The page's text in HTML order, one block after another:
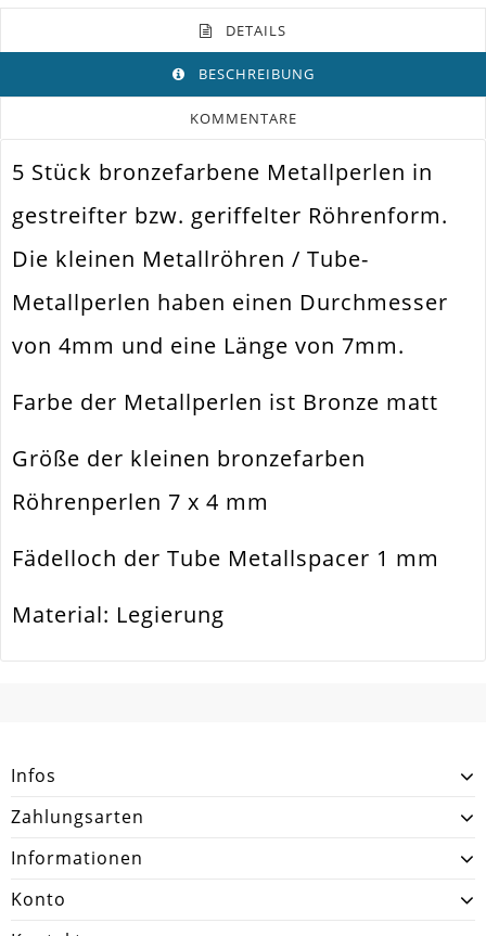
DETAILS
BESCHREIBUNG
KOMMENTARE
Farbe Bronze
Funktion Schmuckperle
Spezifikation Metallperle Spacer
Verwendung
Ketten Herstellen.
7x4mm
Fädelloch /
1mm
Material Metall Legierung
Form / Motiv Zylinder. Tube
Ausführung Matt
5 Stück bronzefarbene Metallperlen in
gestreifter bzw. geriffelter Röhrenform.
Die kleinen Metallröhren / Tube-
Metallperlen haben einen Durchmesser
von 4mm und eine Länge von 7mm.
Farbe der Metallperlen ist Bronze matt
Größe der kleinen bronzefarben
Röhrenperlen 7 x 4 mm
Fädelloch der Tube Metallspacer 1 mm
Material: Legierung
Infos
Zahlungsarten
Informationen
Konto